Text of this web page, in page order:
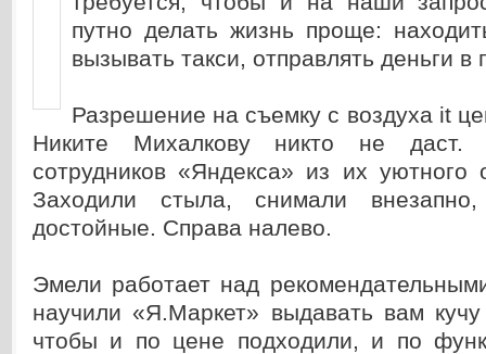
путно делать жизнь проще:
вызывать такси, отправлять деньги в
Разрешение на съемку с воздуха it
Никите Михалкову никто не
сотрудников «Яндекса» из их уютного
Заходили стыла, снимали
достойные. Справа налево.
Эмели работает над
научили «Я.Маркет» выдавать вам
чтобы и по цене подходили, и по